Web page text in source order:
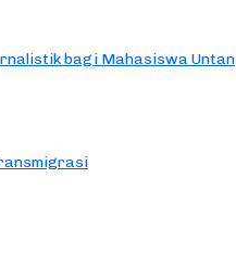
bagi Mahasiswa Untan